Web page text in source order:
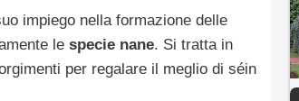
impiego nella formazione delle
lespecie nane. Si tratta in
per regalare il meglio di séin